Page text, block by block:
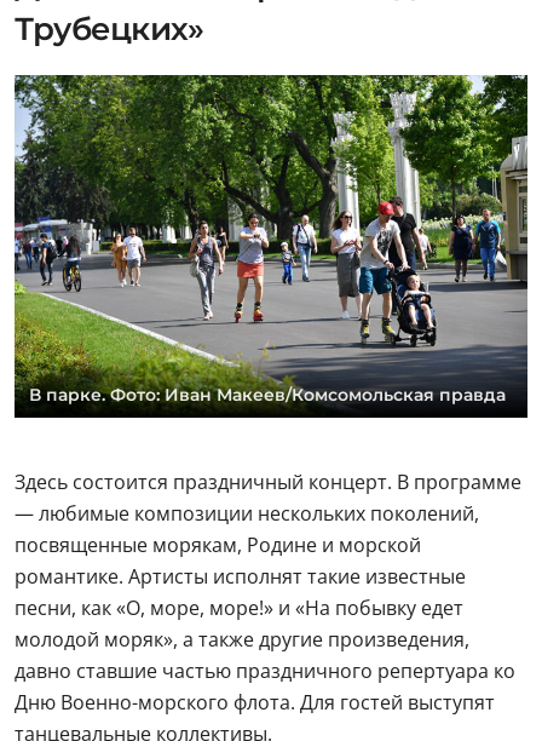
Здесь состоится праздничный концерт. В программе
— любимые композиции нескольких поколений,
посвященные морякам, Родине и морской
романтике. Артисты исполнят такие известные
песни, как «О, море, море!» и «На побывку едет
молодой моряк», а также другие произведения,
давно ставшие частью праздничного репертуара ко
Дню Военно-морского флота. Для гостей выступят
танцевальные коллективы.
семейный мастер-класс «Веселые матросы». Детей и
взрослых ждут веселые номера от клоунов, мини-
шоу и занятия по мимике.
Где:парк «Усадьба Трубецких», улица
Усачева, дом 1, строение 3А, округ
Центральный, район Хамовники, Москва
Когда:26 июля 2026 года, с 16:00 до 17:00, с